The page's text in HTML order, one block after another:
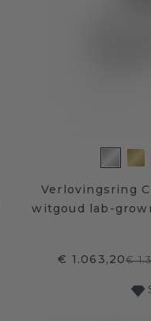
Verlovingsring
witgoud lab-
€ 1.063,20€